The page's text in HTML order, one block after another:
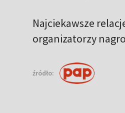
Najciekawsze
organizatorzy
źródło: